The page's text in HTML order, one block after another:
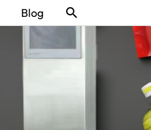
Blog Aramak